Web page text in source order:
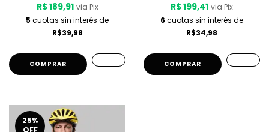
R$ 189,91 via Pix
5 cuotas sin interés de
R$39,98
COMPRAR
R$ 199,41 via Pix
6 cuotas sin interés de
R$34,98
COMPRAR
25%
OFF